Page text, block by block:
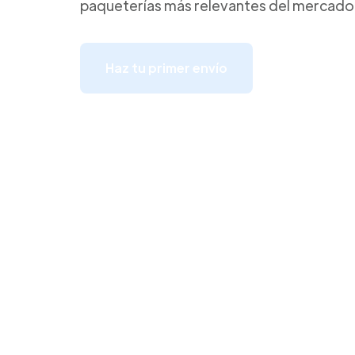
paqueterías más relevantes del
Haz tu primer envío